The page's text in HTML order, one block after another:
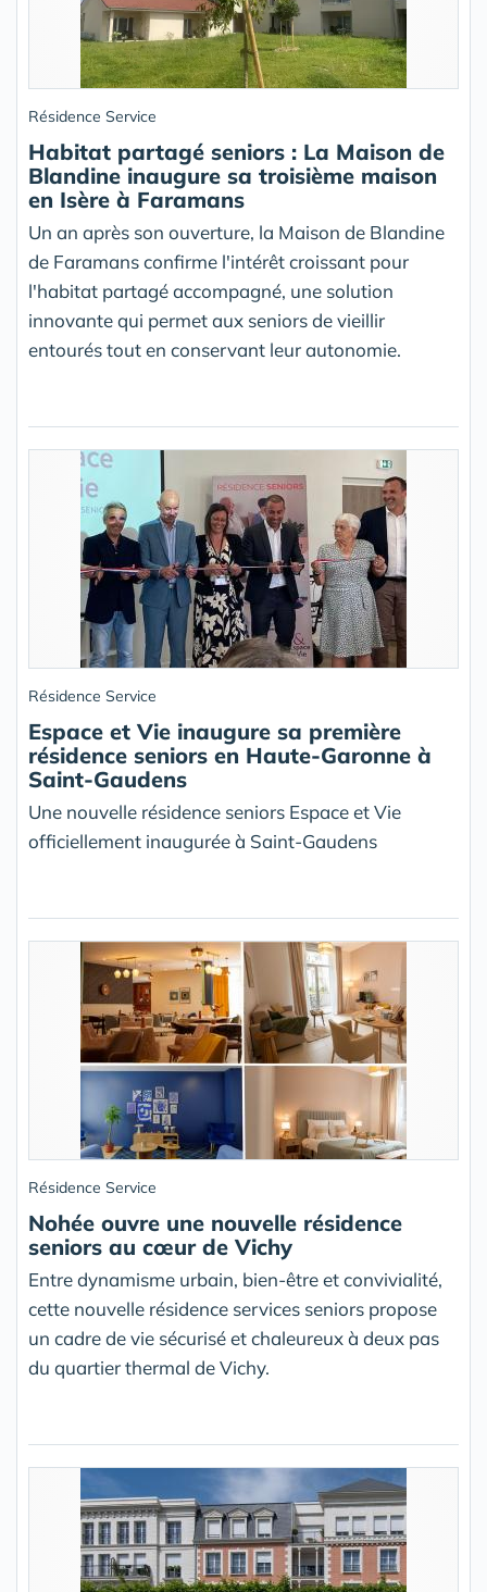
Résidence Service
Habitat partagé seniors : La Maison de
Blandine inaugure sa troisième maison
en Isère à Faramans
Un an après son ouverture, la Maison de Blandine
de Faramans confirme l'intérêt croissant pour
l'habitat partagé accompagné, une solution
innovante qui permet aux seniors de vieillir
entourés tout en conservant leur autonomie.
Résidence Service
Espace et Vie inaugure sa première
résidence seniors en Haute-Garonne à
Saint-Gaudens
Une nouvelle résidence seniors Espace et Vie
officiellement inaugurée à Saint-Gaudens
Résidence Service
Nohée ouvre une nouvelle résidence
seniors au cœur de Vichy
Entre dynamisme urbain, bien-être et convivialité,
cette nouvelle résidence services seniors propose
un cadre de vie sécurisé et chaleureux à deux pas
du quartier thermal de Vichy.